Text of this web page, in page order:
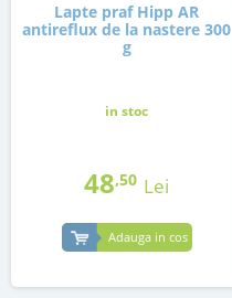
Lapte praf Hipp AR
antireflux de la nastere 300
g
in stoc
48,50 Lei
Adauga in cos